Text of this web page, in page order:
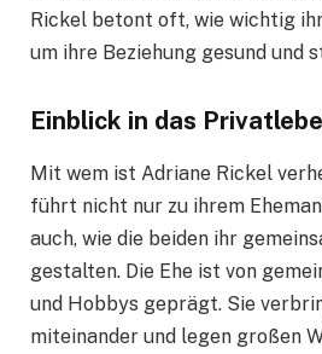
Rickel betont oft, wie wichtig
um ihre Beziehung gesund und
Einblick in das
Mit wem ist Adriane Rickel
führt nicht nur zu ihrem
auch, wie die beiden ihr
gestalten. Die Ehe ist von
und Hobbys geprägt. Sie
miteinander und legen großen